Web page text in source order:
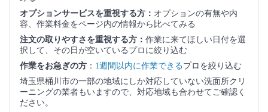
オプションサービスを重視する方： オプションの有無や内
容、作業料金をページ内の情報から比べてみる
注文の取りやすさを重視する方： 作業に来てほしい日付を選
択して、その日が空いているプロに絞り込む
作業をお急ぎの方 ： 1週間以内に作業できるプロを絞り込む
埼玉県桶川市の一部の地域にしか対応していない洗面所クリ
ーニングの業者もいますので、対応地域も合わせてご確認く
ださい。